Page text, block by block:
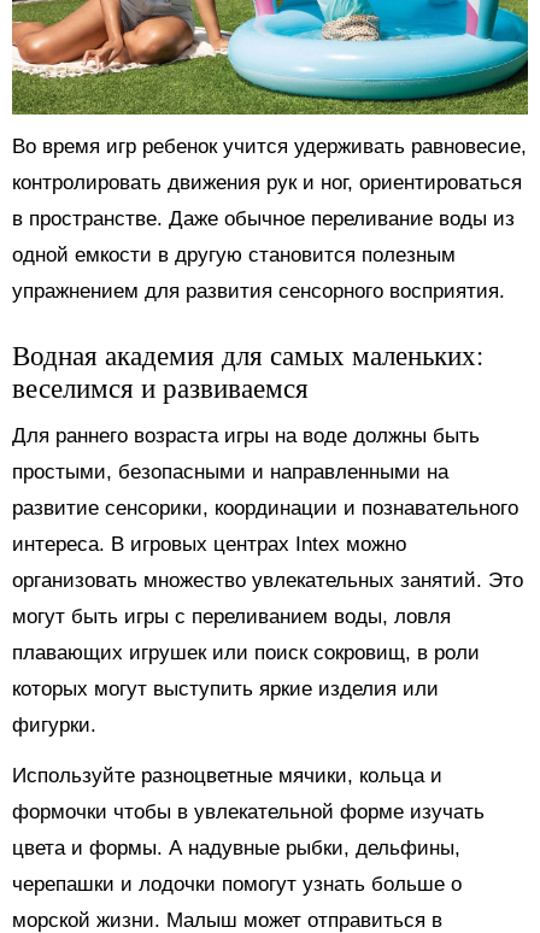
Во время игр ребенок учится удерживать равновесие,
контролировать движения рук и ног, ориентироваться
в пространстве. Даже обычное переливание воды из
одной емкости в другую становится полезным
упражнением для развития сенсорного восприятия.
Водная академия для самых маленьких:
веселимся и развиваемся
Для раннего возраста игры на воде должны быть
простыми, безопасными и направленными на
развитие сенсорики, координации и познавательного
интереса. В игровых центрах Intex можно
организовать множество увлекательных занятий. Это
могут быть игры с переливанием воды, ловля
плавающих игрушек или поиск сокровищ, в роли
которых могут выступить яркие изделия или
фигурки.
Используйте разноцветные мячики, кольца и
формочки чтобы в увлекательной форме изучать
цвета и формы. А надувные рыбки, дельфины,
черепашки и лодочки помогут узнать больше о
морской жизни. Малыш может отправиться в